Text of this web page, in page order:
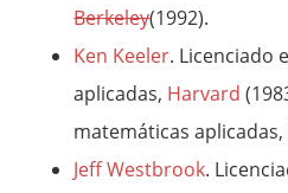
Berkeley(1992).
Ken Keeler. Licenciado
aplicadas, Harvard
matemáticas aplicadas,
Jeff Westbrook.